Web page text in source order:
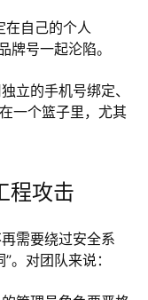
在自己的个人
号一起沦陷。
立的手机号绑定、
一个篮子里，尤其
程攻击
需要绕过安全系
。对团队来说：